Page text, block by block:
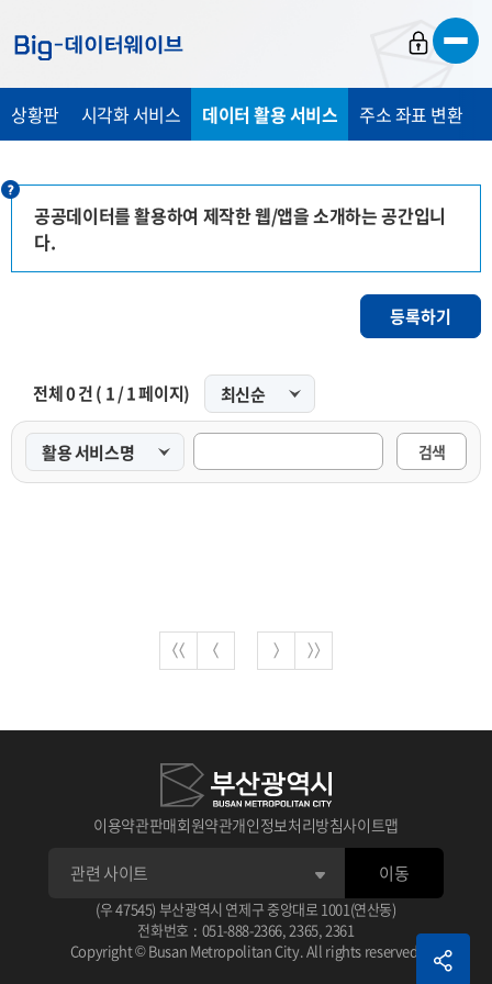
가
가
가
상황판 시각화 서비스 데이터 활용 서비스 주소 좌표 변환
공공데이터를 활용하여 제작한 웹/앱을 소개하는 공간입니
다.
등록하기
전체0건 ( 1/1페이지)
검색
이용약관판매회원약관개인정보처리방침사이트맵
(우 47545) 부산광역시 연제구 중앙대로 1001(연산동)
전화번호 : 051-888-2366, 2365, 2361
Copyright © Busan Metropolitan City. All rights reserved.
이동